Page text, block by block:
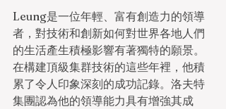
Leung是一位年輕、富有創造力的領導
者，對技術和創新如何對世界各地人們
的生活產生積極影響有著獨特的願景。
在構建頂級集群技術的這些年裡，他積
累了令人印象深刻的成功記錄。洛夫特
集團認為他的領導能力具有增強其成